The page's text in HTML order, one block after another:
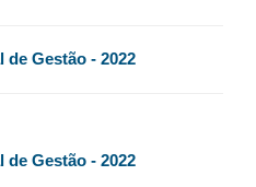
de Gestão - 2022
de Gestão - 2022